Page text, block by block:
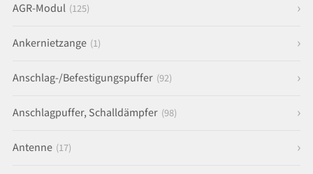
AGR-Modul (125)
Ankernietzange (1)
Anschlag-/Befestigungspuffer (92)
Anschlagpuffer, Schalldämpfer (98)
Antenne (17)